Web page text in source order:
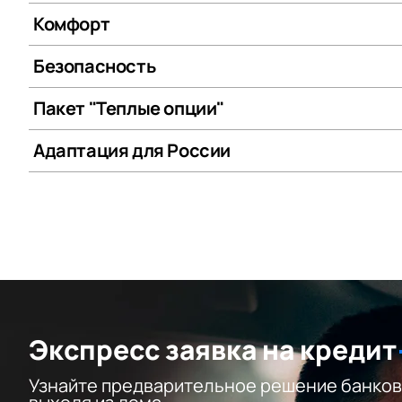
Комфорт
Безопасность
Пакет "Теплые опции"
Адаптация для России
Экспресс заявка на кредит
Узнайте предварительное решение